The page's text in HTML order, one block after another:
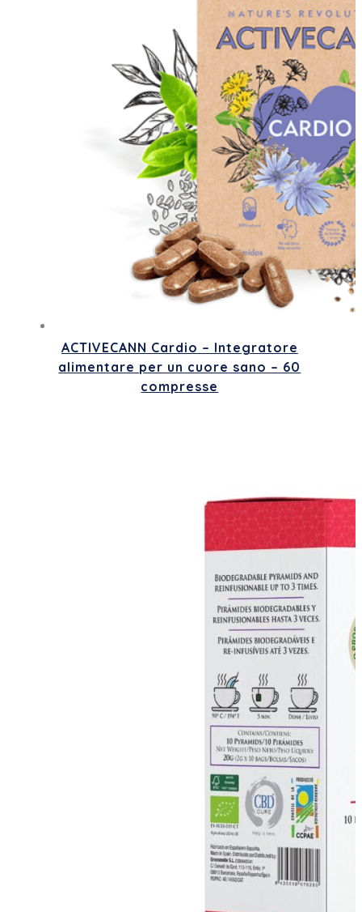
ACTIVECANN Cardio – Integratore
alimentare per un cuore sano – 60
compresse